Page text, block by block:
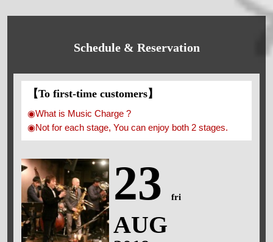
Schedule & Reservation
【To first-time customers】
◉What is Music Charge ?
◉Not for each stage, You can enjoy both 2 stages.
23 fri
AUG